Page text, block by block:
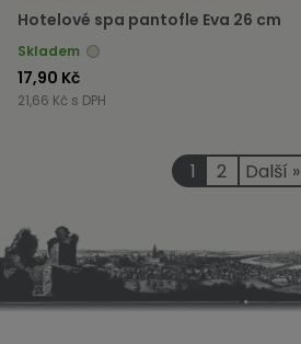
Hotelové spa pantofle Eva 26 cm
Skladem
17,90 Kč
21,66 Kč s DPH
1 2 Další »